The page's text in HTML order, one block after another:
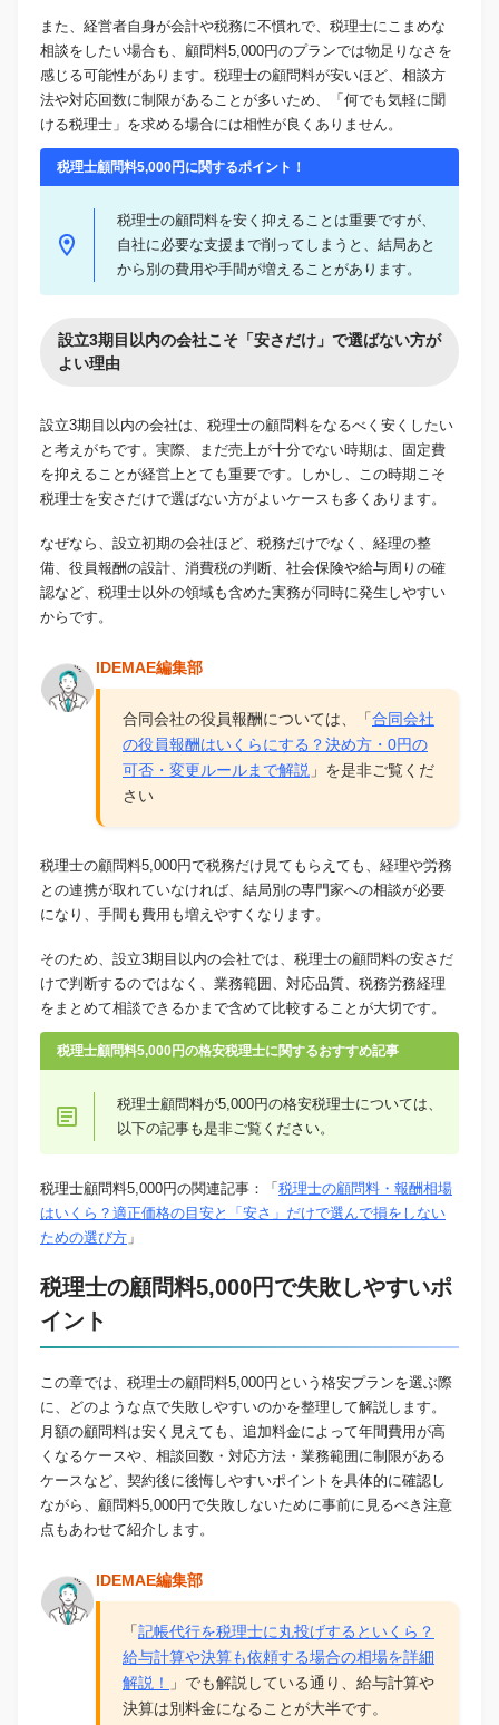
また、経営者自身が会計や税務に不慣れで、税理士にこまめな
相談をしたい場合も、顧問料5,000円のプランでは物足りなさを
感じる可能性があります。税理士の顧問料が安いほど、相談方
法や対応回数に制限があることが多いため、「何でも気軽に聞
ける税理士」を求める場合には相性が良くありません。
税理士顧問料5,000円に関するポイント！
税理士の顧問料を安く抑えることは重要ですが、
自社に必要な支援まで削ってしまうと、結局あと
から別の費用や手間が増えることがあります。
設立3期目以内の会社こそ「安さだけ」で選ばない方が
よい理由
設立3期目以内の会社は、税理士の顧問料をなるべく安くしたい
と考えがちです。実際、まだ売上が十分でない時期は、固定費
を抑えることが経営上とても重要です。しかし、この時期こそ
税理士を安さだけで選ばない方がよいケースも多くあります。
なぜなら、設立初期の会社ほど、税務だけでなく、経理の整
備、役員報酬の設計、消費税の判断、社会保険や給与周りの確
認など、税理士以外の領域も含めた実務が同時に発生しやすい
からです。
IDEMAE編集部
合同会社の役員報酬については、「合同会社
の役員報酬はいくらにする？決め方・0円の
可否・変更ルールまで解説 」を是非ご覧くだ
さい
税理士の顧問料5,000円で税務だけ見てもらえても、経理や労務
との連携が取れていなければ、結局別の専門家への相談が必要
になり、手間も費用も増えやすくなります。
そのため、設立3期目以内の会社では、税理士の顧問料の安さだ
けで判断するのではなく、業務範囲、対応品質、税務労務経理
をまとめて相談できるかまで含めて比較することが大切です。
税理士顧問料5,000円の格安税理士に関するおすすめ記事
税理士顧問料が5,000円の格安税理士については、
以下の記事も是非ご覧ください。
税理士顧問料5,000円の関連記事：「 税理士の顧問料・報酬相場
はいくら？適正価格の目安と「安さ」だけで選んで損をしない
ための選び方 」
税理士の顧問料5,000円で失敗しやすいポ
イント
この章では、税理士の顧問料5,000円という格安プランを選ぶ際
に、どのような点で失敗しやすいのかを整理して解説します。
月額の顧問料は安く見えても、追加料金によって年間費用が高
くなるケースや、相談回数・対応方法・業務範囲に制限がある
ケースなど、契約後に後悔しやすいポイントを具体的に確認し
ながら、顧問料5,000円で失敗しないために事前に見るべき注意
点もあわせて紹介します。
IDEMAE編集部
「記帳代行を税理士に丸投げするといくら？
給与計算や決算も依頼する場合の相場を詳細
解説！
」でも解説している通り、給与計算や
決算は別料金になることが大半です。